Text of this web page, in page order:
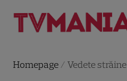
Homepage /Vedete străine